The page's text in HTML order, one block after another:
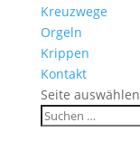
Kreuz­wege
Orgeln
Krippen
Kontakt
Seite auswählen